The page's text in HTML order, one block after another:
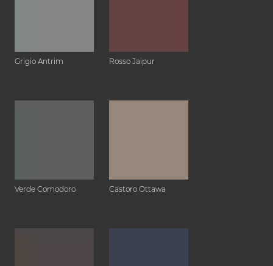
Grigio Antrim Rosso Jaipur
Verde Comodoro Castoro Ottawa